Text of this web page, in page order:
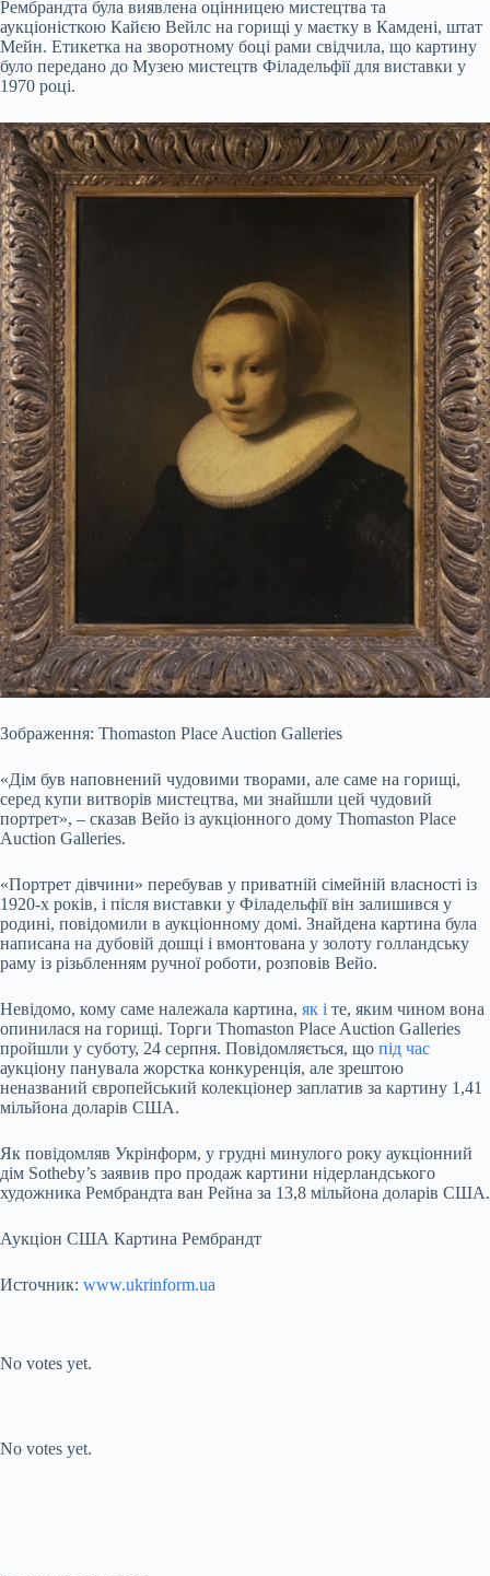
Рембрандта була виявлена оцінницею мистецтва та
аукціоністкою Кайєю Вейлс на горищі у маєтку в Камдені, штат
Мейн. Етикетка на зворотному боці рами свідчила, що картину
було передано до Музею мистецтв Філадельфії для виставки у
1970 році.
Зображення: Thomaston Place Auction Galleries
«Дім був наповнений чудовими творами, але саме на горищі,
серед купи витворів мистецтва, ми знайшли цей чудовий
портрет», – сказав Вейо із аукціонного дому Thomaston Place
Auction Galleries.
«Портрет дівчини» перебував у приватній сімейній власності із
1920-х років, і після виставки у Філадельфії він залишився у
родині, повідомили в аукціонному домі. Знайдена картина була
написана на дубовій дошці і вмонтована у золоту голландську
раму із різьбленням ручної роботи, розповів Вейо.
Невідомо, кому саме належала картина, як і те, яким чином вона
опинилася на горищі. Торги Thomaston Place Auction Galleries
пройшли у суботу, 24 серпня. Повідомляється, що під час
аукціону панувала жорстка конкуренція, але зрештою
неназваний європейський колекціонер заплатив за картину 1,41
мільйона доларів США.
Як повідомляв Укрінформ, у грудні минулого року аукціонний
дім Sotheby’s заявив про продаж картини нідерландського
художника Рембрандта ван Рейна за 13,8 мільйона доларів США.
Аукціон США Картина Рембрандт
Источник: www.ukrinform.ua
No votes yet.
No votes yet.